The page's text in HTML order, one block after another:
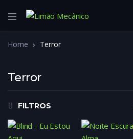
Home Terror
Terror
FILTROS